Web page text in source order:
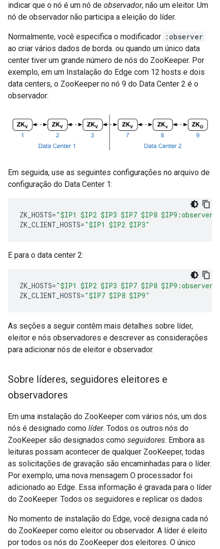
indicar que o nó é um nó de observador, não um eleitor. Um
nó de observador não participa a eleição do líder.
Normalmente, você especifica o modificador :observer
ao criar vários dados de borda. ou quando um único data
center tiver um grande número de nós do ZooKeeper. Por
exemplo, em um Instalação do Edge com 12 hosts e dois
data centers, o ZooKeeper no nó 9 do Data Center 2 é o
observador:
Em seguida, use as seguintes configurações no arquivo de
configuração do Data Center 1:
ZK_HOSTS="$IP1 $IP2 $IP3 $IP7 $IP8 $IP9:observer"
ZK_CLIENT_HOSTS="$IP1 $IP2 $IP3"
E para o data center 2:
ZK_HOSTS="$IP1 $IP2 $IP3 $IP7 $IP8 $IP9:observer"
ZK_CLIENT_HOSTS="$IP7 $IP8 $IP9"
As seções a seguir contêm mais detalhes sobre líder,
eleitor e nós observadores e descrever as considerações
para adicionar nós de eleitor e observador.
Sobre líderes, seguidores eleitores e
observadores
Em uma instalação do ZooKeeper com vários nós, um dos
nós é designado como líder. Todos os outros nós do
ZooKeeper são designados como seguidores. Embora as
leituras possam acontecer de qualquer ZooKeeper, todas
as solicitações de gravação são encaminhadas para o líder.
Por exemplo, uma nova mensagem O processador foi
adicionado ao Edge. Essa informação é gravada para o líder
do ZooKeeper. Todos os seguidores e replicar os dados.
No momento de instalação do Edge, você designa cada nó
do ZooKeeper como eleitor ou observador. A líder é eleito
por todos os nós do ZooKeeper dos eleitores. O único